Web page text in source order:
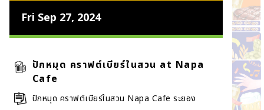
Fri Sep 27, 2024
ปักหมุด คราฟต์เบียร์ในสวน at Napa
Cafe
ปักหมุด คราฟต์เบียร์ในสวน Napa Cafe ระยอง